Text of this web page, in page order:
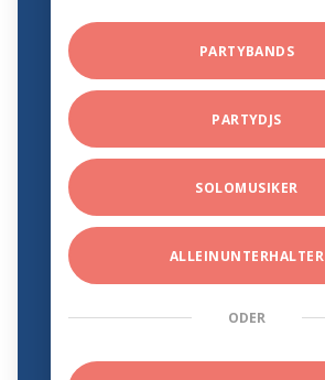
PARTYBANDS
PARTYDJS
SOLOMUSIKER
ALLEINUNTERHALTER
ODER